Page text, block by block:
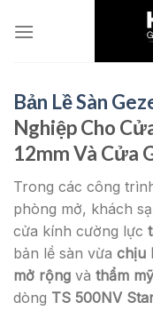
Bản Lề Sàn
Nghiệp Cho
12mm Và Cửa
Trong các công
phòng mở, khách
cửa kính cường lực
bản lề sàn vừa chịu
mở rộng và thẩm
dòng TS 500NV